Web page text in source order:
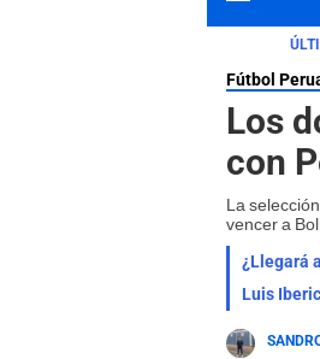
Fútbol
Los
con
La
vencer a
¿Llegará
Luis